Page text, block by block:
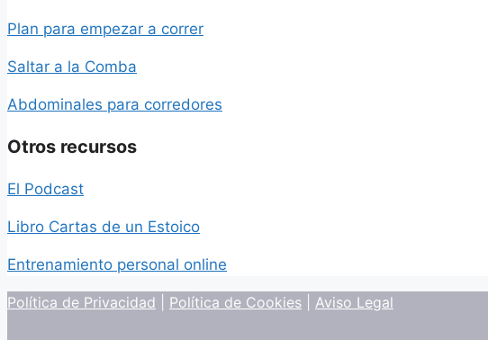
Plan para empezar a correr
Saltar a la Comba
Abdominales para corredores
Otros recursos
El Podcast
Libro Cartas de un Estoico
Entrenamiento personal online
Política de Privacidad Política de Cookies Aviso Legal